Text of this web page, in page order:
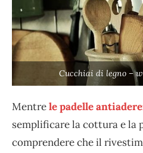
Cucchiai di legno –
Mentrele padelle
semplificare la cottura e la
comprendere che il